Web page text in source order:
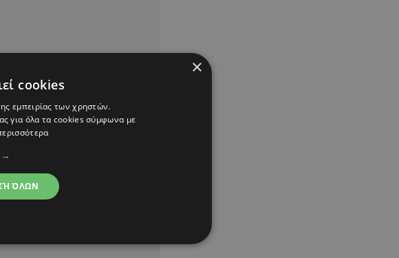
×
cookies
εμπειρίας των χρηστών.
για όλα τα cookies σύμφωνα με
→
ΌΛΩΝ